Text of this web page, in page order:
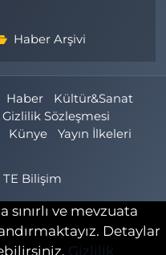
Haber Arşivi
Haber
Kültür&Sanat
Gizlilik Sözleşmesi
Künye Yayın İlkeleri
TE Bilişim
ve mevzuata
Detaylar
Gizlilik